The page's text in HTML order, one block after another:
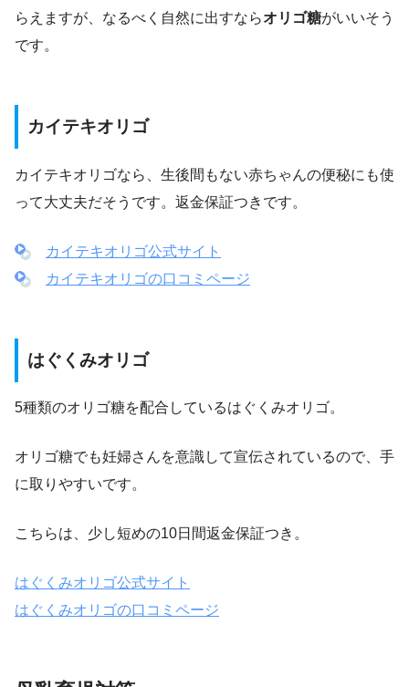
らえますが、なるべく自然に出すならオリゴ糖がいいそう
です。
カイテキオリゴ
カイテキオリゴなら、生後間もない赤ちゃんの便秘にも使
って大丈夫だそうです。返金保証つきです。
カイテキオリゴ公式サイト
カイテキオリゴの口コミページ
はぐくみオリゴ
5種類のオリゴ糖を配合しているはぐくみオリゴ。
オリゴ糖でも妊婦さんを意識して宣伝されているので、手
に取りやすいです。
こちらは、少し短めの10日間返金保証つき。
はぐくみオリゴ公式サイト
はぐくみオリゴの口コミページ